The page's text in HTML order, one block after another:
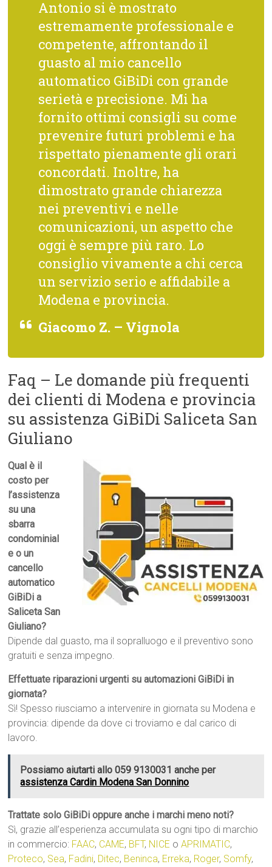
Antonio si è mostrato
estremamente professionale e
competente, affrontando il
guasto al mio cancello
automatico GiBiDi con grande
serietà e precisione. Mi ha
fornito ottimi consigli su come
prevenire futuri problemi e ha
rispettato pienamente gli orari
concordati. Inoltre, ha
dimostrato grande chiarezza
nei preventivi e nelle
comunicazioni, un aspetto che
oggi è sempre più raro. Lo
consiglio vivamente a chi cerca
un servizio serio e affidabile a
Modena e provincia.
Giacomo Z. – Vignola
Faq – Le domande più frequenti
dei clienti di Modena e provincia
su assistenza GiBiDi Saliceta San
Giuliano
Qual è il
costo per
l’assistenza
su una
sbarra
condominial
e o un
cancello
automatico
GiBiDi a
Saliceta San
Giuliano?
Dipende dal guasto, ma il sopralluogo e il preventivo sono
gratuiti e senza impegno.
Effettuate riparazioni urgenti su automazioni GiBiDi in
giornata?
Sì! Spesso riusciamo a intervenire in giornata su Modena e
provincia: dipende da dove ci troviamo e dal carico di
lavoro.
Possiamo aiutarti allo 059 9130031 anche per
assistenza Cardin Modena San Donnino
Trattate solo GiBiDi oppure anche i marchi meno noti?
Sì, grazie all’esperienza accumulata su ogni tipo di marchio
in commercio: FAAC, CAME, BFT, NICE oAPRIMATIC,
Proteco, Sea, Fadini, Ditec, Beninca, Erreka, Roger, Somfy,